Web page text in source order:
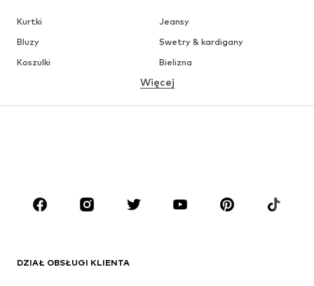
Kurtki
Jeansy
Bluzy
Swetry & kardigany
Koszulki
Bielizna
Koszule
ODZIEŻ
Kurtki
Więcej
DZIAŁ OBSŁUGI KLIENTA